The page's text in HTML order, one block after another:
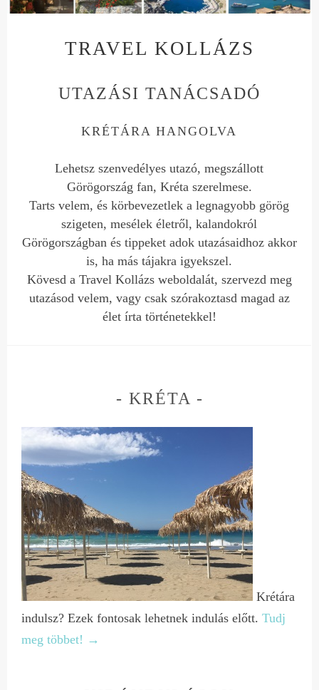
TRAVEL KOLLÁZS
UTAZÁSI TANÁCSADÓ
KRÉTÁRA HANGOLVA
Lehetsz szenvedélyes utazó, megszállott
Görögország fan, Kréta szerelmese.
Tarts velem, és körbevezetlek a legnagyobb görög
szigeten, mesélek életről, kalandokról
Görögországban és tippeket adok utazásaidhoz akkor
is, ha más tájakra igyekszel.
Kövesd a Travel Kollázs weboldalát, szervezd meg
utazásod velem, vagy csak szórakoztasd magad az
élet írta történetekkel!
KRÉTA
Krétára
indulsz? Ezek fontosak lehetnek indulás előtt. Tudj
meg többet! →